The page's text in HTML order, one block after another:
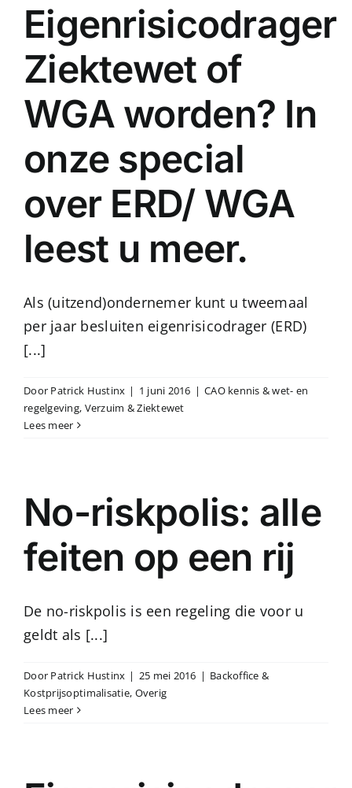
Eigenrisicodrager
Ziektewet of
WGA worden? In
onze special
over ERD/ WGA
leest u meer.
Als (uitzend)ondernemer kunt u tweemaal
per jaar besluiten eigenrisicodrager (ERD)
[...]
Door Patrick Hustinx | 1 juni 2016 | CAO kennis & wet- en
regelgeving, Verzuim & Ziektewet
Lees meer
No-riskpolis: alle
feiten op een rij
De no-riskpolis is een regeling die voor u
geldt als [...]
Door Patrick Hustinx | 25 mei 2016 | Backoffice &
Kostprijsoptimalisatie, Overig
Lees meer